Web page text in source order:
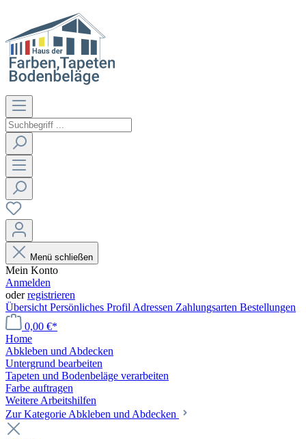
Menü schließen
Mein Konto
Anmelden
oderregistrieren
Übersicht Persönliches Profil Adressen Zahlungsarten Bestellungen
0,00 €*
Home
Abkleben und Abdecken
Untergrund bearbeiten
Tapeten und Bodenbeläge verarbeiten
Farbe auftragen
Weitere Arbeitshilfen
Zur Kategorie Abkleben und Abdecken